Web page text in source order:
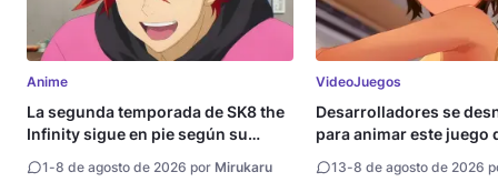
Anime
La segunda temporada de SK8 the
Infinity sigue en pie según su
1-8 de agosto de 2026 por Mirukaru
VideoJuegos
Desarrolladores se
para animar este juego
13-8 de agosto de 2026